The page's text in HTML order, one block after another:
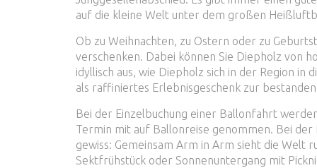
auf die kleine Welt unter dem großen
Ob zu Weihnachten, zu Ostern oder zu
verschenken. Dabei können Sie Diepholz von
idyllisch aus, wie Diepholz sich in der Region
als raffiniertes Erlebnisgeschenk zur
Bei der Einzelbuchung einer Ballonfahrt
Termin mit auf Ballonreise genommen. Bei
gewiss: Gemeinsam Arm in Arm sieht die Welt
Sektfrühstück oder Sonnenuntergang mit